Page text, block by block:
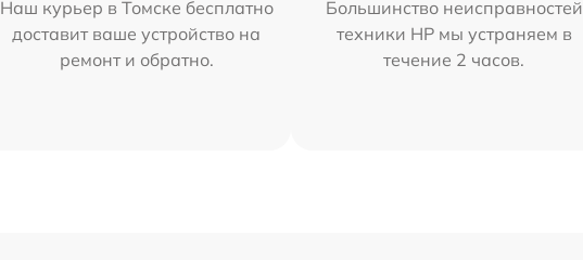
Наш курьер в Томске бесплатно
доставит ваше устройство на
ремонт и обратно.
Большинство неисправностей
техники HP мы устраняем в
течение 2 часов.